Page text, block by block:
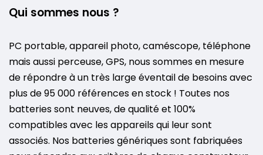
Qui sommes nous ?
PC portable, appareil photo, caméscope, téléphone
mais aussi perceuse, GPS, nous sommes en mesure
de répondre à un très large éventail de besoins avec
plus de 95 000 références en stock ! Toutes nos
batteries sont neuves, de qualité et 100%
compatibles avec les appareils qui leur sont
associés. Nos batteries génériques sont fabriquées